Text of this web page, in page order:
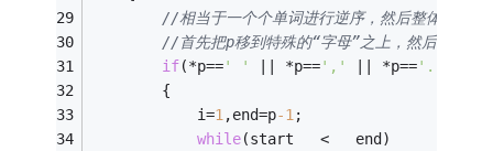
//相当于一个个单词进行逆序，然后整体逆序一
//首先把p移到特殊的“字母”之上，然后end放
if(*p==' ' || *p==',' || *p=='.'
		{
			i=
1,end=p-1
while(start   <   end)